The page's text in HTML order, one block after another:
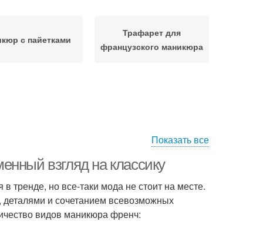
с пайетками
Трафарет для
французского маникюра
Показать все
взгляд на классику
в тренде, но все-таки мода не стоит на месте.
и сочетанием всевозможных
видов маникюра френч: